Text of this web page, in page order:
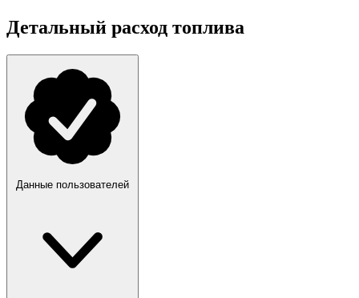
Детальный расход топлива
Данные пользователей